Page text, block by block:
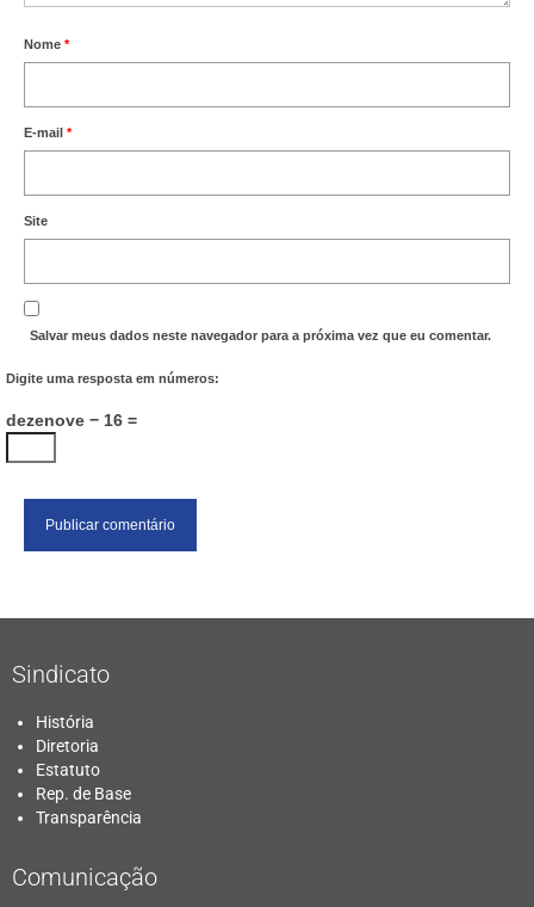
Nome *
E-mail *
Site
Salvar meus dados neste navegador para a próxima vez que eu comentar.
Digite uma resposta em números:
dezenove − 16 =
Sindicato
História
Diretoria
Estatuto
Rep. de Base
Transparência
Comunicação